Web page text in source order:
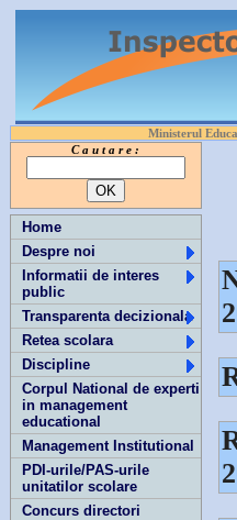
Ministerul
C a u t a r e :
Home
Despre noi
Informatii de interes
public
Transparenta decizionala
Retea scolara
Discipline
Corpul National de experti
in management
educational
Management Institutional
PDI-urile/PAS-urile
unitatilor scolare
Concurs directori